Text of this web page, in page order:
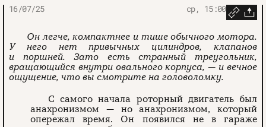
16/07/25 ср, 15:00
Он легче, компактнее и тише обычного мотора.
У него нет привычных цилиндров, клапанов
и поршней. Зато есть странный треугольник,
вращающийся внутри овального корпуса, — и вечное
ощущение, что вы смотрите на головоломку.
С самого начала роторный двигатель был
анахронизмом — но анахронизмом, который
опережал время. Он появился не в гараже